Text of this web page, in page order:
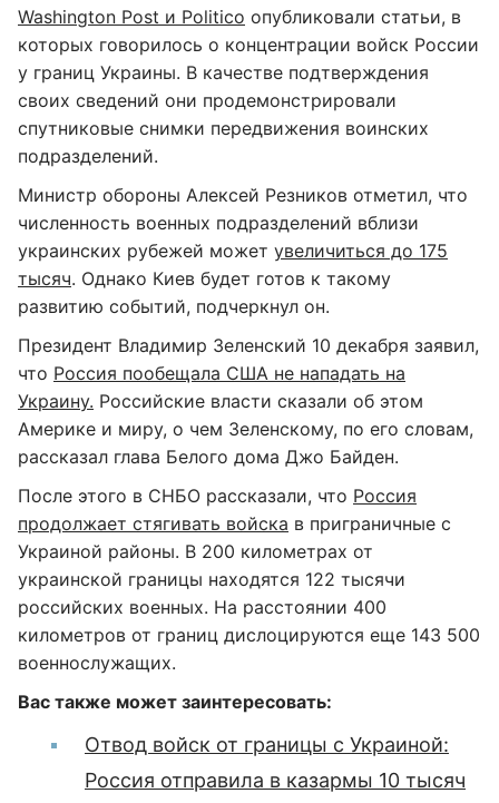
Washington Post и Politico опубликовали статьи, в
которых говорилось о концентрации войск России
у границ Украины. В качестве подтверждения
своих сведений они продемонстрировали
спутниковые снимки передвижения воинских
подразделений.
Министр обороны Алексей Резников отметил, что
численность военных подразделений вблизи
украинских рубежей может увеличиться до 175
тысяч. Однако Киев будет готов к такому
развитию событий, подчеркнул он.
Президент Владимир Зеленский 10 декабря заявил,
что Россия пообещала США не нападать на
Украину. Российские власти сказали об этом
Америке и миру, о чем Зеленскому, по его словам,
рассказал глава Белого дома Джо Байден.
После этого в СНБО рассказали, что Россия
продолжает стягивать войска в приграничные с
Украиной районы. В 200 километрах от
украинской границы находятся 122 тысячи
российских военных. На расстоянии 400
километров от границ дислоцируются еще 143 500
военнослужащих.
Вас также может заинтересовать:
Отвод войск от границы с Украиной:
Россия отправила в казармы 10 тысяч